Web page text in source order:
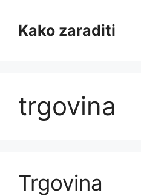
contentKako zaraditi
trgovina
Trgovina